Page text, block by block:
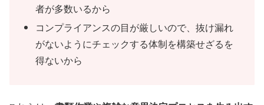
者が多数いるから
コンプライアンスの目が厳しいので、抜け漏れ
がないようにチェックする体制を構築せざるを
得ないから